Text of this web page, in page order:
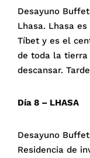
Desayuno
Lhasa. Lhasa
Tíbet y es el
de toda la tierra
descansar.
Día 8 – LHASA
Desayuno
Residencia de